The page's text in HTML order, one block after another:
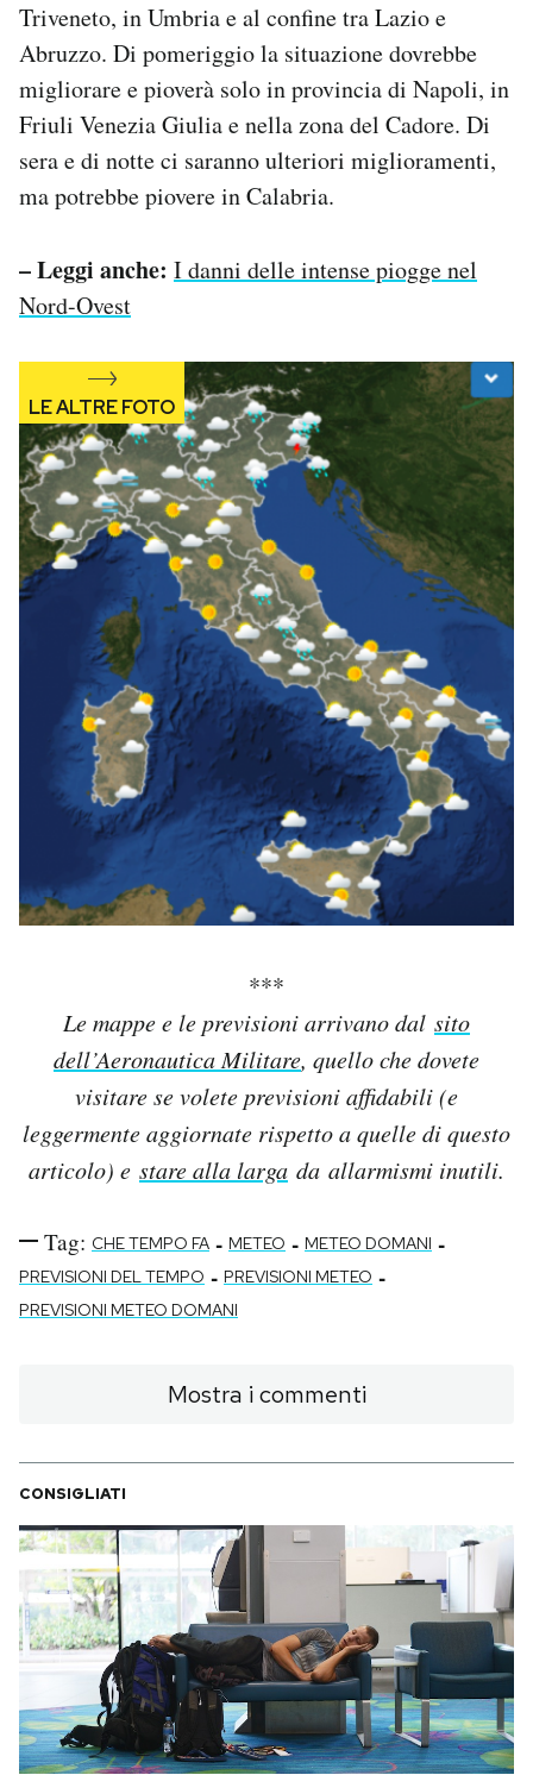
AREA PERSONALE
Area Personale
Newsletter
Notifiche mobile
Esci
Triveneto, in Umbria e al confine tra Lazio e
Abruzzo. Di pomeriggio la situazione dovrebbe
migliorare e pioverà solo in provincia di Napoli, in
Friuli Venezia Giulia e nella zona del Cadore. Di
sera e di notte ci saranno ulteriori miglioramenti,
ma potrebbe piovere in Calabria.
– Leggi anche: I danni delle intense piogge nel
Nord-Ovest
***
Le mappe e le previsioni arrivano dal sito
dell’Aeronautica Militare, quello che dovete
visitare se volete previsioni affidabili (e
leggermente aggiornate rispetto a quelle di questo
articolo) e stare alla larga da allarmismi inutili.
Tag: CHE TEMPO FA - METEO - METEO DOMANI -
PREVISIONI DEL TEMPO - PREVISIONI METEO -
PREVISIONI METEO DOMANI
Mostra i commenti
CONSIGLIATI